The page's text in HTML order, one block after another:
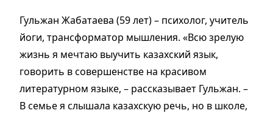
Гульжан Жабатаева (59 лет) – психолог, учитель
йоги, трансформатор мышления. «Всю зрелую
жизнь я мечтаю выучить казахский язык,
говорить в совершенстве на красивом
литературном языке, – рассказывает Гульжан. –
В семье я слышала казахскую речь, но в школе,